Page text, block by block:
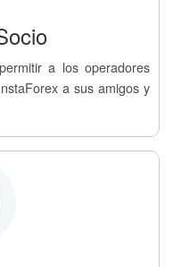
a los operadores
a sus amigos y